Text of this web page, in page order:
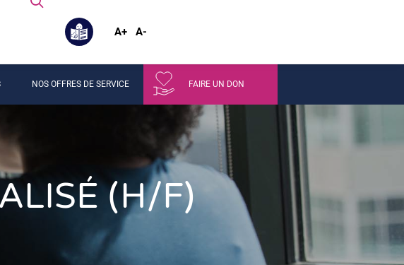
A+ A-
NOS OFFRES DE SERVICE FAIRE UN DON
(H/F)